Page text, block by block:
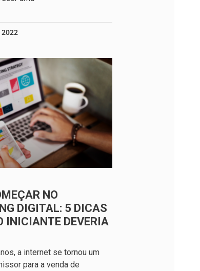
2022
NO
DIGITAL: 5 DICAS
INICIANTE DEVERIA
a internet se tornou um
para a venda de